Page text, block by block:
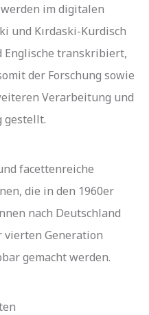
im digitalen
und Kırdaski-Kurdisch
Englische transkribiert,
der Forschung sowie
Verarbeitung und
gestellt.
facettenreiche
die in den 1960er
nach Deutschland
vierten Generation
gemacht werden.